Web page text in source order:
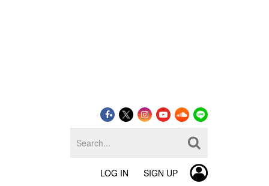
LOG IN SIGN UP